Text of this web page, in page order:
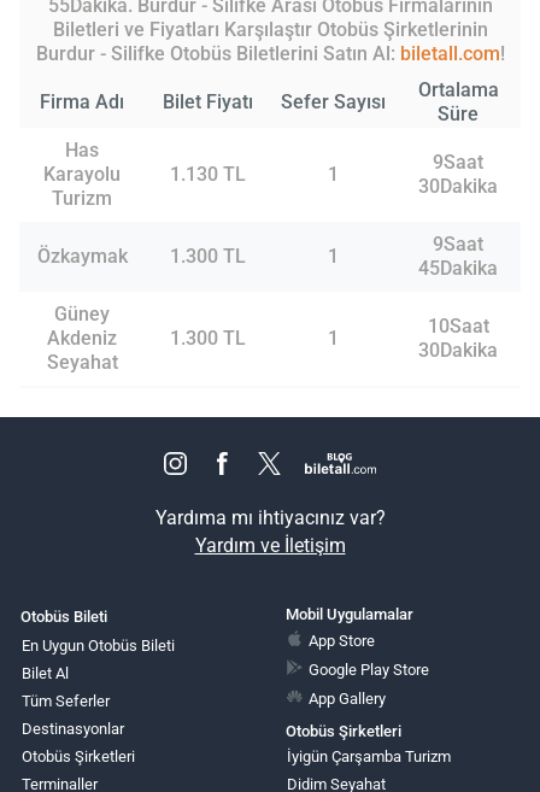
55Dakika. Burdur - Silifke Arası Otobüs Firmalarının
Biletleri ve Fiyatları Karşılaştır Otobüs Şirketlerinin
Burdur - Silifke Otobüs Biletlerini Satın Al: biletall.com!
Firma Adı Bilet Fiyatı Sefer Sayısı
Ortalama
Süre
Has
Karayolu
Turizm
1.130 TL 1
9Saat
30Dakika
Özkaymak 1.300 TL 1
9Saat
45Dakika
Güney
Akdeniz
Seyahat
1.300 TL 1
10Saat
30Dakika
Yardıma mı ihtiyacınız var?
Yardım ve İletişim
Otobüs Bileti
En Uygun Otobüs Bileti
Bilet Al
Tüm Seferler
Destinasyonlar
Otobüs Şirketleri
Terminaller
Mobil Uygulamalar
App Store
Google Play Store
App Gallery
Otobüs Şirketleri
İyigün Çarşamba Turizm
Didim Seyahat